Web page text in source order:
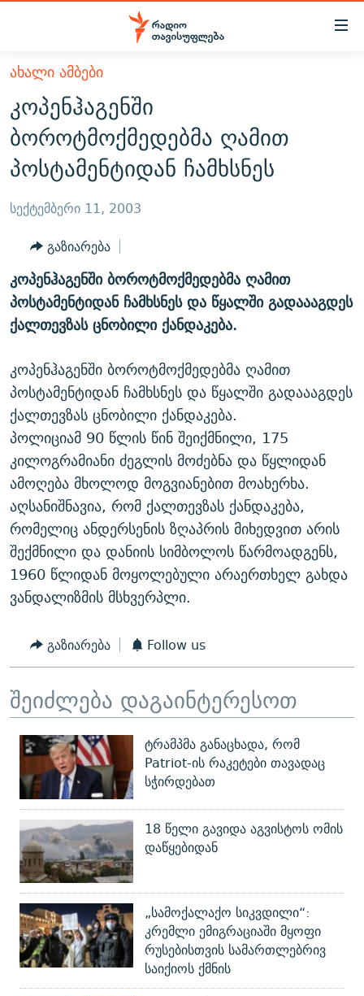
Accessibility
მთავარ
შინაარსზე
დაბრუნება
მთავარ
ნავიგაციაზე
დაბრუნება
ძიებაზე
ᲐᲮᲐᲚᲘ ᲐᲛᲑᲔᲑᲘ
ᲗᲔᲛᲔᲑᲘ
ᲞᲝᲚᲘᲢᲘᲙᲐ
ᲔᲙᲝᲜᲝᲛᲘᲙᲐ
ᲡᲐᲖᲝᲒᲐᲓᲝᲔᲑᲐ
ᲕᲘᲓᲔᲝ
ᲑᲚᲝᲒᲔᲑᲘ
ᲞᲝᲓᲙᲐᲡᲢᲔᲑᲘ
60 ᲓᲔᲪᲘᲑᲔᲚᲘ
ᲒᲐᲜᲙᲘᲗᲮᲕᲘᲡ ᲓᲦᲔ
ᲛᲝᲚᲐᲞᲐᲠᲐᲙᲔ ᲢᲔᲥᲡᲢᲔᲑᲘ
ᲨᲘᲜ - ᲣᲪᲮᲝᲔᲗᲨᲘ
ᲚᲘᲢᲔᲠᲐᲢᲣᲠᲣᲚᲘ ᲬᲐᲮᲜᲐᲒᲔᲑᲘ
ᲐᲛᲔᲠᲘᲙᲣᲚᲘ ᲛᲝᲗᲮᲠᲝᲑᲐ
ᲘᲛᲞᲔᲠᲘᲐ ᲓᲐ ᲠᲐᲓᲘᲝ
ᲤᲔᲜᲝᲕᲐᲜᲘ - 2.10
ᲗᲥᲕᲔᲜᲘ ᲞᲣᲑᲚᲘᲙᲐᲪᲘᲔᲑᲘ
ᲞᲠᲝᲔᲥᲢᲔᲑᲘ
ᲣᲙᲠᲐᲘᲜᲐᲨᲘ ᲓᲐᲦᲣᲞᲣᲚᲘ ᲥᲐᲠᲗᲕᲔᲚᲘ ᲛᲔᲑᲠᲫᲝᲚᲔᲑᲘ - 2022
ᲩᲔᲛᲘ ᲡᲘᲙᲕᲓᲘᲚᲘᲡ ᲛᲘᲖᲔᲖᲘᲐ COVID-19
11 ᲬᲔᲚᲘ - 11 ᲐᲛᲑᲐᲕᲘ
ᲡᲐᲞᲐᲠᲚᲐᲛᲔᲜᲢᲝ ᲐᲠᲩᲔᲕᲜᲔᲑᲘᲡ ᲘᲡᲢᲝᲠᲘᲐ
ᲑᲐᲕᲨᲕᲔᲑᲘ ᲞᲠᲝᲡᲢᲘᲢᲣᲪᲘᲐᲨᲘ - ᲐᲛᲝᲣᲗᲥᲛᲔᲚᲘ ᲐᲛᲑᲐᲕᲘ
5 ᲐᲛᲑᲐᲕᲘ - 20 ᲘᲕᲜᲘᲡᲡ ᲓᲐᲨᲐᲕᲔᲑᲣᲚᲔᲑᲘ
ᲐᲒᲕᲘᲡᲢᲝᲡ ᲝᲛᲘ
ПРИВЕТ ᲙᲣᲚᲢᲣᲠᲐ
ЭХО КАВКАЗА
ᲒᲐᲛᲝᲘᲬᲔᲠᲔ
რთე/რთ-ის ყველა საიტი
ᲐᲮᲐᲚᲘ ᲐᲛᲑᲔᲑᲘ
კოპენჰაგენში
ბოროტმოქმედებმა ღამით
პოსტამენტიდან ჩამხსნეს
სექტემბერი 11, 2003
გაზიარება
კოპენჰაგენში ბოროტმოქმედებმა ღამით
პოსტამენტიდან ჩამხსნეს და წყალში გადაააგდეს
ქალთევზას ცნობილი ქანდაკება.
კოპენჰაგენში ბოროტმოქმედებმა ღამით
პოსტამენტიდან ჩამხსნეს და წყალში გადაააგდეს
ქალთევზას ცნობილი ქანდაკება.
პოლიციამ 90 წლის წინ შეიქმნილი, 175
კილოგრამიანი ძეგლის მოძებნა და წყლიდან
ამოღება მხოლოდ მოგვიანებით მოახერხა.
აღსანიშნავია, რომ ქალთევზას ქანდაკება,
რომელიც ანდერსენის ზღაპრის მიხედვით არის
შექმნილი და დანიის სიმბოლოს წარმოადგენს,
1960 წლიდან მოყოლებული არაერთხელ გახდა
ვანდალიზმის მსხვერპლი.
გაზიარება Follow us
შეიძლება დაგაინტერესოთ
ტრამპმა განაცხადა, რომ
Patriot-ის რაკეტები თავადაც
სჭირდებათ
18 წელი გავიდა აგვისტოს ომის
დაწყებიდან
„სამოქალაქო სიკვდილი“:
კრემლი ემიგრაციაში მყოფი
რუსებისთვის სამართლებრივ
საიქიოს ქმნის